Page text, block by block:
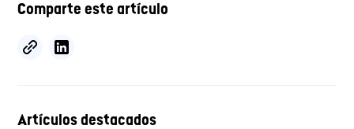
Comparte este artículo
Artículos destacados